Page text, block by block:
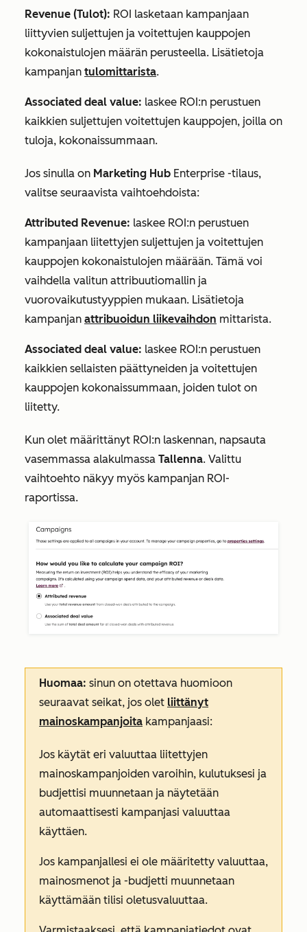
Revenue (Tulot): ROI lasketaan kampanjaan
liittyvien suljettujen ja voitettujen kauppojen
kokonaistulojen määrän perusteella. Lisätietoja
kampanjan tulomittarista.
Associated deal value: laskee ROI:n perustuen
kaikkien suljettujen voitettujen kauppojen, joilla on
tuloja, kokonaissummaan.
Jos sinulla on Marketing Hub Enterprise -tilaus,
valitse seuraavista vaihtoehdoista:
Attributed Revenue: laskee ROI:n perustuen
kampanjaan liitettyjen suljettujen ja voitettujen
kauppojen kokonaistulojen määrään. Tämä voi
vaihdella valitun attribuutiomallin ja
vuorovaikutustyyppien mukaan. Lisätietoja
kampanjan attribuoidun liikevaihdon mittarista.
Associated deal value: laskee ROI:n perustuen
kaikkien sellaisten päättyneiden ja voitettujen
kauppojen kokonaissummaan, joiden tulot on
liitetty.
Kun olet määrittänyt ROI:n laskennan, napsauta
vasemmassa alakulmassa Tallenna. Valittu
vaihtoehto näkyy myös kampanjan ROI-
raportissa.
Huomaa: sinun on otettava huomioon
seuraavat seikat, jos olet liittänyt
mainoskampanjoita kampanjaasi:
Jos käytät eri valuuttaa liitettyjen
mainoskampanjoiden varoihin, kulutuksesi ja
budjettisi muunnetaan ja näytetään
automaattisesti kampanjasi valuuttaa
käyttäen.
Jos kampanjallesi ei ole määritetty valuuttaa,
mainosmenot ja -budjetti muunnetaan
käyttämään tilisi oletusvaluuttaa.